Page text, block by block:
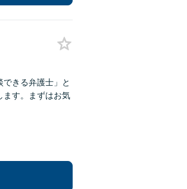
きる弁護士」と
ます。まずはお気